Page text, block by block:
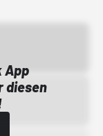
App
diesen